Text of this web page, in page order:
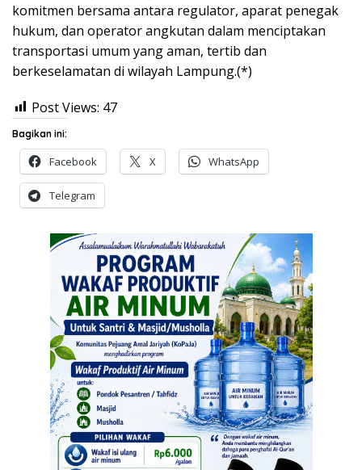
komitmen bersama antara regulator, aparat penegak
hukum, dan operator angkutan dalam menciptakan
transportasi umum yang aman, tertib dan
berkeselamatan di wilayah Lampung.(*)
Post Views: 47
Bagikan ini:
Facebook X WhatsApp
Telegram